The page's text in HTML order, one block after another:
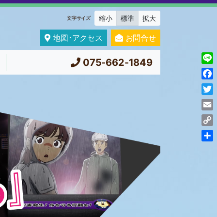
文字サイズ 縮小 標準 拡大
地図･アクセス お問合せ
075-662-1849
Line
Link